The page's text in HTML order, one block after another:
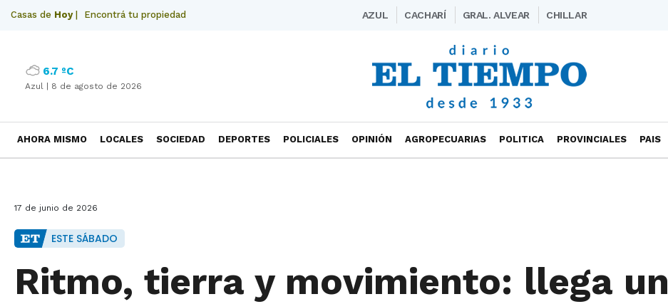
Casas de Hoy| Encontrá tu propiedad AZUL CACHARÍ GRAL. ALVEAR CHILLAR
6.7 ºC
Azul | 8 de agosto de 2026
AHORA MISMO LOCALES SOCIEDAD DEPORTES POLICIALES OPINIÓN AGROPECUARIAS POLITICA PROVINCIALES PAIS
17 de junio de 2026
ESTE SÁBADO
Ritmo, tierra y movimiento: llega un